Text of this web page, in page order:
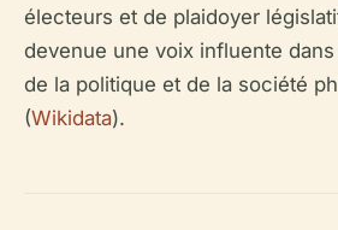
électeurs et de plaidoyer
devenue une voix influente
de la politique et de la société
(Wikidata).